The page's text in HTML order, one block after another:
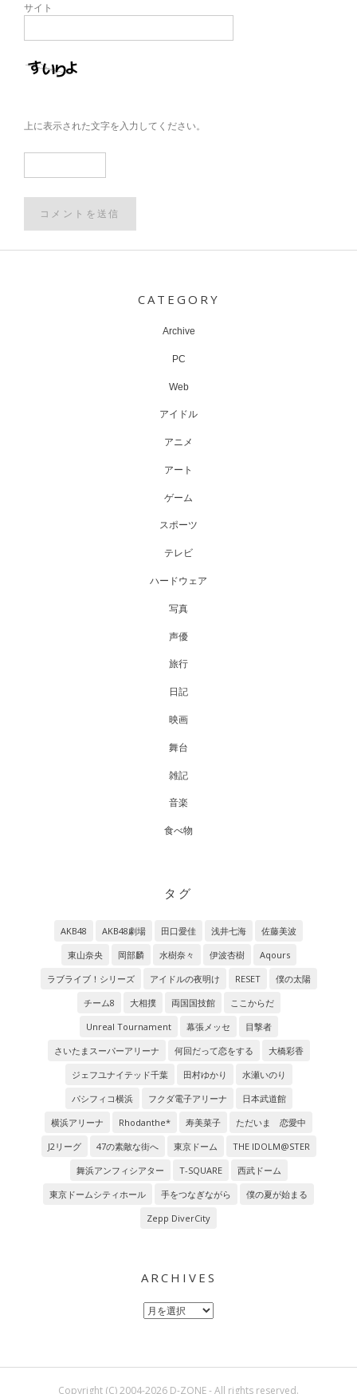
サイト
上に表示された文字を入力してください。
CATEGORY
Archive
PC
Web
アイドル
アニメ
アート
ゲーム
スポーツ
テレビ
ハードウェア
写真
声優
旅行
日記
映画
舞台
雑記
音楽
食べ物
タグ
AKB48 AKB48劇場 田口愛佳 浅井七海
佐藤美波
東山奈央
岡部麟 水樹奈々 伊波杏樹
Aqours
ラブライブ！シリーズ
アイドルの夜明け RESET
僕の太陽
チーム8
大相撲 両国国技館
ここからだ
Unreal Tournament
幕張メッセ
目撃者
さいたまスーパーアリーナ
何回だって恋をする
大橋彩香
ジェフユナイテッド千葉
田村ゆかり
水瀬いのり
パシフィコ横浜
フクダ電子アリーナ
日本武道館
横浜アリーナ
Rhodanthe* 寿美菜子
ただいま 恋愛中
J2リーグ
47の素敵な街へ 東京ドーム
THE IDOLM@STER
舞浜アンフィシアター
T-SQUARE
西武ドーム
東京ドームシティホール
手をつなぎながら
僕の夏が始まる
Zepp DiverCity
ARCHIVES
Archives
Copyright (C) 2004-2026 D-ZONE - All rights reserved.